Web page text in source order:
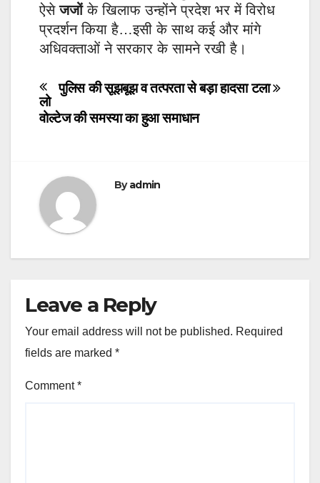
ऐसेजजोंके खिलाफ उन्होंने प्रदेश भर में विरोध
प्रदर्शन किया है…इसी के साथ कई और मांगे
अधिवक्ताओं ने सरकार के सामने रखी है।
Post
navigation
पुलिस की सूझबूझ व तत्परता से बड़ा हादसा टला
लो
वोल्टेज की समस्या का हुआ समाधान
Byadmin
Leave a Reply
Your email address will not be published. Required
fields are marked *
Comment*